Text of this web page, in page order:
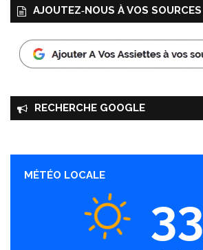
AJOUTEZ‑NOUS À VOS SOURCES
RECHERCHE GOOGLE
MÉTÉO LOCALE
33